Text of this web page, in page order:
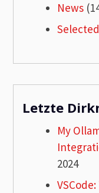
News
Selected
Letzte
My
2024